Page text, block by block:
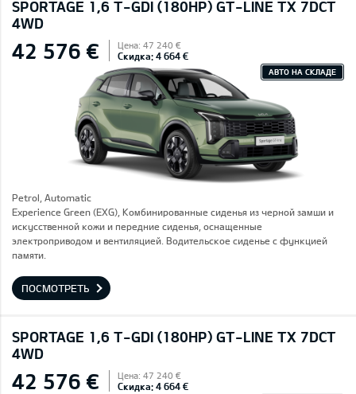
SPORTAGE 1,6 T-GDI (180HP) GT-LINE TX 7DCT
4WD
42 576 € Цена: 47 240 €
Скидка: 4 664 €
АВТО НА СКЛАДЕ
Petrol, Automatic
Experience Green (EXG), Комбинированные сиденья из черной замши и
искусственной кожи и передние сиденья, оснащенные
электроприводом и вентиляцией. Водительское сиденье с функцией
памяти.
ПОСМОТРЕТЬ
SPORTAGE 1,6 T-GDI (180HP) GT-LINE TX 7DCT
4WD
42 576 € Цена: 47 240 €
Скидка: 4 664 €